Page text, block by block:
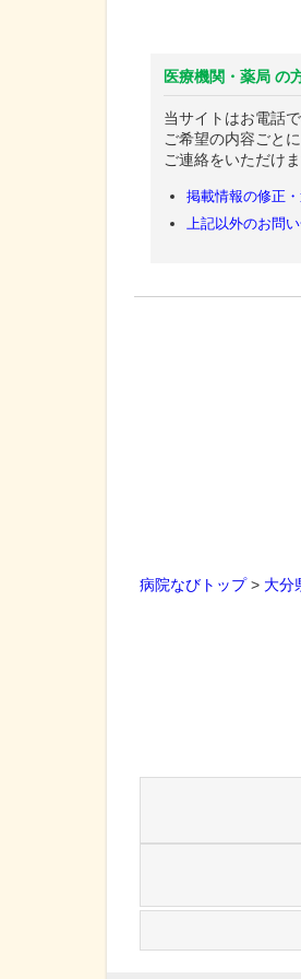
医療機関・薬局 の
当サイトはお電話
ご希望の内容ごと
ご連絡をいただけ
掲載情報の修正
上記以外のお問
病院なびトップ> 大分